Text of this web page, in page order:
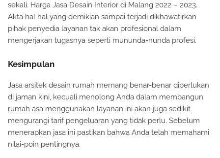
sekali. Harga Jasa Desain Interior di Malang 2022 – 2023.
Akta hal hal yang demikian sampai terjadi dikhawatirkan
pihak penyedia layanan tak akan profesional dalam
mengerjakan tugasnya seperti mununda-nunda profesi.
Kesimpulan
Jasa arsitek desain rumah memang benar-benar diperlukan
di jaman kini, kecuali menolong Anda dalam membangun
rumah asa menggunakan layanan ini akan juga sedikit
mengurangi tarif pengeluaran yang tidak perlu. Sebelum
menerapkan jasa ini pastikan bahwa Anda telah memahami
nilai-poin pentingnya.